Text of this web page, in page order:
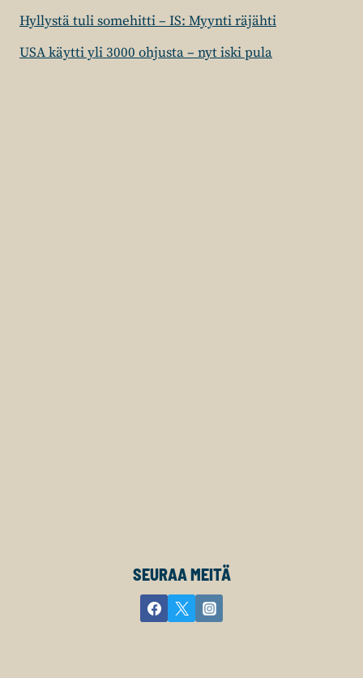
Hyllystä tuli somehitti – IS: Myynti räjähti
USA käytti yli 3000 ohjusta – nyt iski pula
SEURAA MEITÄ